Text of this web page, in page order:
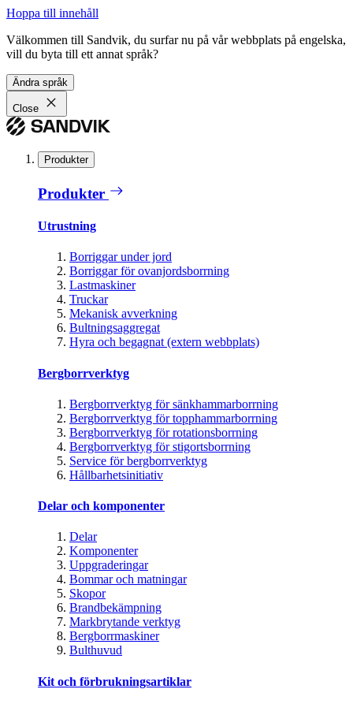
Hoppa till innehåll
Välkommen till Sandvik, du surfar nu på vår webbplats på engelska,
vill du byta till ett annat språk?
Ändra språk
Close
Produkter
Produkter
Utrustning
Borriggar under jord
Borriggar för ovanjordsborrning
Lastmaskiner
Truckar
Mekanisk avverkning
Bultningsaggregat
Hyra och begagnat (extern webbplats)
Bergborrverktyg
Bergborrverktyg för sänkhammarborrning
Bergborrverktyg för topphammarborrning
Bergborrverktyg för rotationsborrning
Bergborrverktyg för stigortsborrning
Service för bergborrverktyg
Hållbarhetsinitiativ
Delar och komponenter
Delar
Komponenter
Uppgraderingar
Bommar och matningar
Skopor
Brandbekämpning
Markbrytande verktyg
Bergborrmaskiner
Bulthuvud
Kit och förbrukningsartiklar